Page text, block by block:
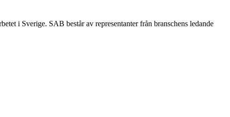
i Sverige. SAB består av representanter från branschens ledande